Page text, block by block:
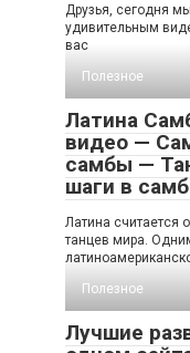
Друзья, сегодня
удивительным
вас
Полезное
Латина
видео —
самбы —
шаги в
Латина считается
танцев мира.
Полезное
Лучшие